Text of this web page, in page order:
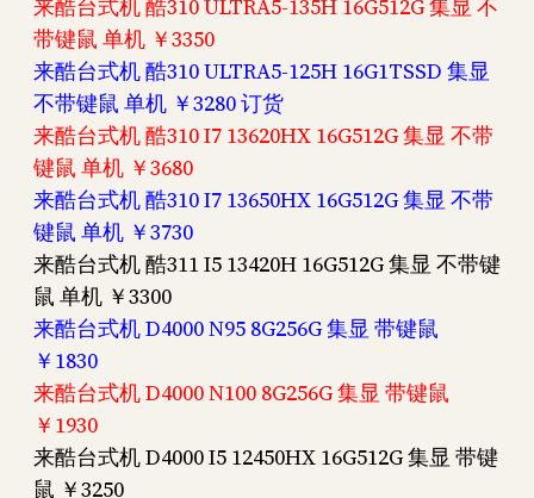
来酷台式机 酷310 ULTRA5-135H 16G512G 集显 不
带键鼠 单机 ￥3350
来酷台式机 酷310 ULTRA5-125H 16G1TSSD 集显
不带键鼠 单机 ￥3280 订货
来酷台式机 酷310 I7 13620HX 16G512G 集显 不带
键鼠 单机 ￥3680
来酷台式机 酷310 I7 13650HX 16G512G 集显 不带
键鼠 单机 ￥3730
来酷台式机 酷311 I5 13420H 16G512G 集显 不带键
鼠 单机 ￥3300
来酷台式机 D4000 N95 8G256G 集显 带键鼠
￥1830
来酷台式机 D4000 N100 8G256G 集显 带键鼠
￥1930
来酷台式机 D4000 I5 12450HX 16G512G 集显 带键
鼠 ￥3250